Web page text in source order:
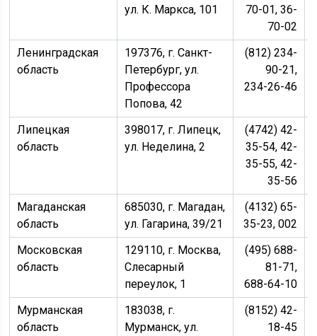
ул. К. Маркса, 101
70-01, 36-
70-02
Ленинградская
область
197376, г. Санкт-
Петербург, ул.
Профессора
Попова, 42
(812) 234-
90-21,
234-26-46
Липецкая
область
398017, г. Липецк,
ул. Неделина, 2
(4742) 42-
35-54, 42-
35-55, 42-
35-56
Магаданская
область
685030, г. Магадан,
ул. Гагарина, 39/21
(4132) 65-
35-23, 002
Московская
область
129110, г. Москва,
Слесарный
переулок, 1
(495) 688-
81-71,
688-64-10
Мурманская
область
183038, г.
Мурманск, ул.
(8152) 42-
18-45